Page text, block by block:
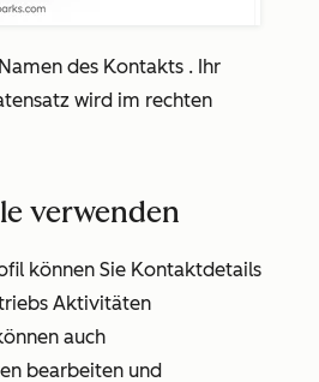
des Kontakts . Ihr
wird im rechten
verwenden
können Sie Kontaktdetails
Aktivitäten
auch
bearbeiten und